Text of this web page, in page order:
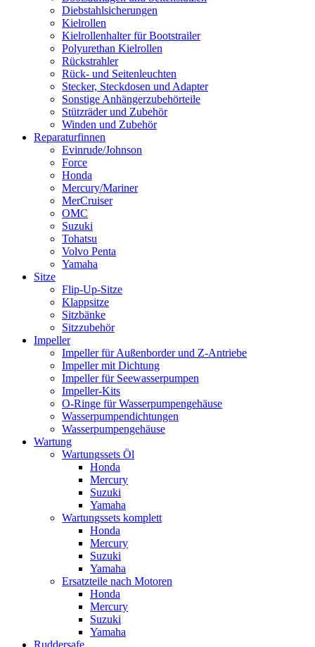
Diebstahlsicherungen
Kielrollen
Kielrollenhalter für Bootstrailer
Polyurethan Kielrollen
Rückstrahler
Rück- und Seitenleuchten
Stecker, Steckdosen und Adapter
Sonstige Anhängerzubehörteile
Stützräder und Zubehör
Winden und Zubehör
Reparaturfinnen
Evinrude/Johnson
Force
Honda
Mercury/Mariner
MerCruiser
OMC
Suzuki
Tohatsu
Volvo Penta
Yamaha
Sitze
Flip-Up-Sitze
Klappsitze
Sitzbänke
Sitzzubehör
Impeller
Impeller für Außenborder und Z-Antriebe
Impeller mit Dichtung
Impeller für Seewasserpumpen
Impeller-Kits
O-Ringe für Wasserpumpengehäuse
Wasserpumpendichtungen
Wasserpumpengehäuse
Wartung
Wartungssets Öl
Honda
Mercury
Suzuki
Yamaha
Wartungssets komplett
Honda
Mercury
Suzuki
Yamaha
Ersatzteile nach Motoren
Honda
Mercury
Suzuki
Yamaha